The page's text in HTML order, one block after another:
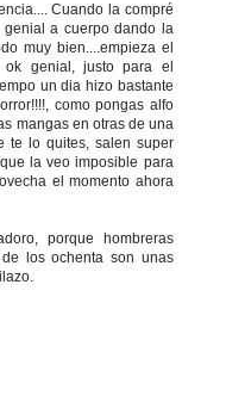
Cuando la compré
a cuerpo dando la
muy bien....empieza el
genial, justo para el
un dia hizo bastante
como pongas alfo
mangas en otras de una
te lo quites, salen super
la veo imposible para
el momento ahora
porque hombreras
los ochenta son unas